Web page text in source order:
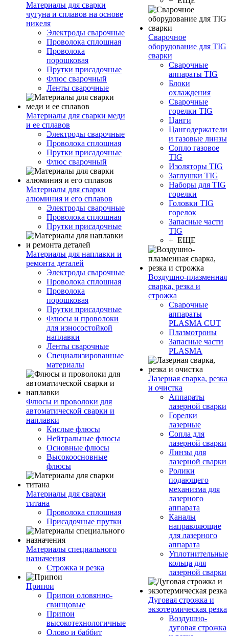
Материалы для сварки
чугуна и сплавов на основе
никеля
Электроды сварочные
Проволока сплошная
Проволока
порошковая
Прутки присадочные
Флюс сварочный
Ленты сварочные
Материалы для сварки меди
и ее сплавов
Электроды сварочные
Проволока сплошная
Прутки присадочные
Флюс сварочный
Материалы для сварки
алюминия и его сплавов
Электроды сварочные
Проволока сплошная
Прутки присадочные
Материалы для наплавки и
ремонта деталей
Электроды сварочные
Проволока сплошная
Проволока
порошковая
Прутки присадочные
Флюсы и проволоки
для износостойкой
наплавки
Ленты сварочные
Специализированные
материалы
Флюсы и проволоки для
автоматической сварки и
наплавки
Кислые флюсы
Нейтральные флюсы
Основные флюсы
Высокоосновные
флюсы
Материалы для сварки
титана
Проволока сплошная
Присадочные прутки
Материалы специального
назначения
Строжка и резка
Припои
Припои оловянно-
свинцовые
Припои
высокотехнологичные
Олово и баббит
Сварочное
оборудование для TIG
сварки
Сварочные
аппараты TIG
Блоки
охлаждения
Сварочные
горелки TIG
Цанги
Цангодержатели
и газовые линзы
Сопло газовое
TIG
Изоляторы TIG
Заглушки TIG
Наборы для TIG
горелки
Головки TIG
горелок
Запасные части
TIG
+ ЕЩЕ
Воздушно-плазменная
сварка, резка и
строжка
Сварочные
аппараты
PLASMA CUT
Плазмотроны
Запасные части
PLASMA
Лазерная сварка, резка
и очистка
Аппараты
лазерной сварки
Горелки
лазерные
Сопла для
лазерной сварки
Линзы для
лазерной сварки
Ролики
подающего
механизма для
лазерного
аппарата
Каналы
направляющие
для лазерного
аппарата
Уплотнительные
кольца для
лазерной сварки
Дуговая строжка и
экзотермическая резка
Воздушно-
дуговая строжка